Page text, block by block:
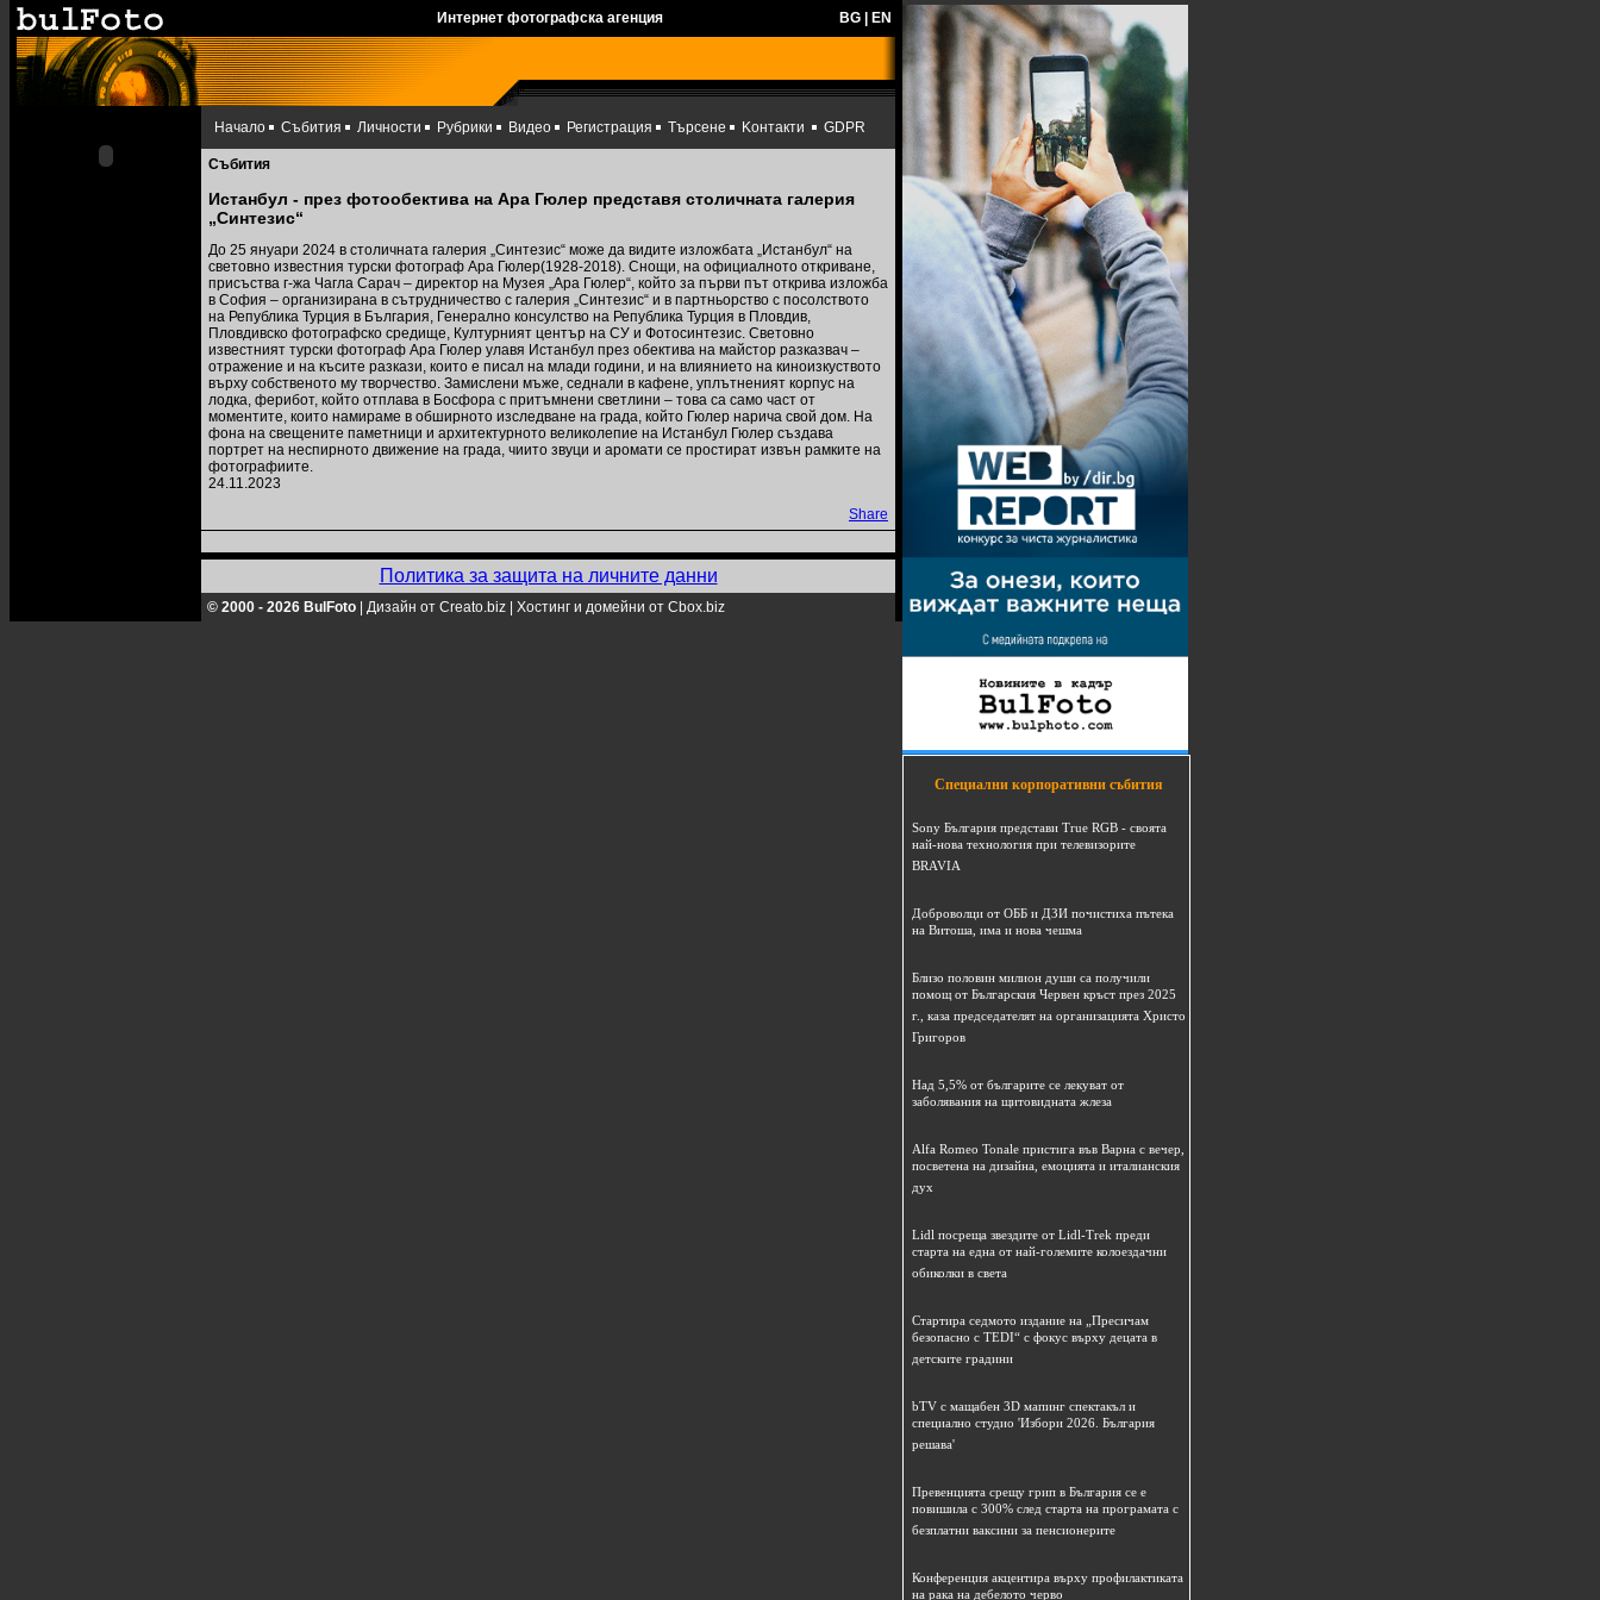
Интернет фотографска агенция BG EN
Начало Събития Личности Рубрики Видео Регистрация Търсене Kонтакти GDPR
Събития
Истанбул - през фотообектива на Ара Гюлер представя столичната галерия
„Синтезис“
До 25 януари 2024 в столичната галерия „Синтезис“ може да видите изложбата „Истанбул“ на
световно известния турски фотограф Ара Гюлер(1928-2018). Снощи, на официалното откриване,
присъства г-жа Чагла Сарач – директор на Музея „Ара Гюлер“, който за първи път открива изложба
в София – организирана в сътрудничество с галерия „Синтезис“ и в партньорство с посолството
на Република Турция в България, Генерално консулство на Република Турция в Пловдив,
Пловдивско фотографско средище, Културният център на СУ и Фотосинтезис. Световно
известният турски фотограф Ара Гюлер улавя Истанбул през обектива на майстор разказвач –
отражение и на късите разкази, които е писал на млади години, и на влиянието на киноизкуството
върху собственото му творчество. Замислени мъже, седнали в кафене, уплътненият корпус на
лодка, ферибот, който отплава в Босфора с притъмнени светлини – това са само част от
моментите, които намираме в обширното изследване на града, който Гюлер нарича свой дом. На
фона на свещените паметници и архитектурното великолепие на Истанбул Гюлер създава
портрет на неспирното движение на града, чиито звуци и аромати се простират извън рамките на
фотографиите.
24.11.2023
Share
Политика за защита на личните данни
© 2000 - 2026 BulFoto Дизайн от Creato.biz Хостинг и домейни от Cbox.biz
Специални корпоративни събития
Sony България представи True RGB - своята
най-нова технология при телевизорите
BRAVIA
Доброволци от ОББ и ДЗИ почистиха пътека
на Витоша, има и нова чешма
Близо половин милион души са получили
помощ от Българския Червен кръст през 2025
г., каза председателят на организацията Христо
Григоров
Над 5,5% от българите се лекуват от
заболявания на щитовидната жлеза
Alfa Romeo Tonale пристига във Варна с вечер,
посветена на дизайна, емоцията и италианския
дух
Lidl посреща звездите от Lidl-Trek преди
старта на една от най-големите колоездачни
обиколки в света
Стартира седмото издание на „Пресичам
безопасно с TEDI“ с фокус върху децата в
детските градини
bTV с мащабен 3D мапинг спектакъл и
специално студио 'Избори 2026. България
решава'
Превенцията срещу грип в България се е
повишила с 300% след старта на програмата с
безплатни ваксини за пенсионерите
Конференция акцентира върху профилактиката